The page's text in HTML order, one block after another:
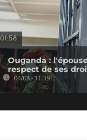
01:58
Ouganda :
respect de ses
04/08 - 11:39